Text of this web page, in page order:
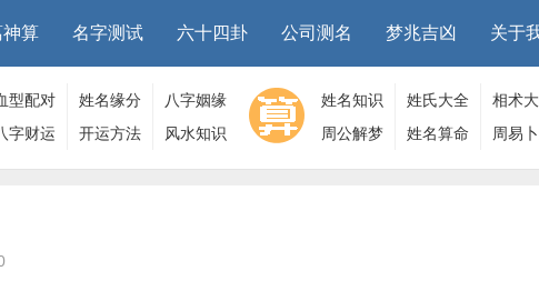
算 名字测试 六十四卦 公司测名 梦兆吉凶 关于
型配对 姓名缘分
八字姻缘
字财运
开运方法 风水知识
姓名知识 姓氏大全
相术
周公解梦
姓名算命 周易